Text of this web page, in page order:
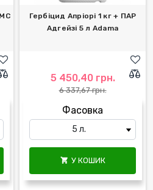
Гербіцид Апріорі 1 кг + ПАР
Адгейзі 5 л Adama
5 450,40 грн.
6 337,67 грн.
Фасовка
 У КОШИК